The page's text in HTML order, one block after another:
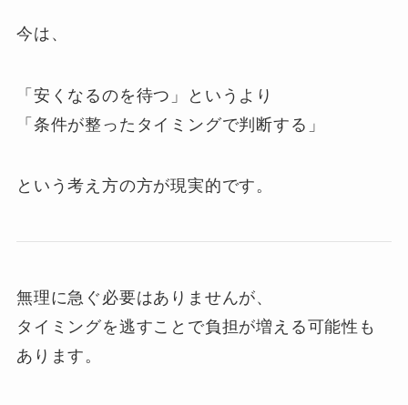
今は、
「安くなるのを待つ」というより
「条件が整ったタイミングで判断する」
という考え方の方が現実的です。
無理に急ぐ必要はありませんが、
タイミングを逃すことで負担が増える可能性も
あります。